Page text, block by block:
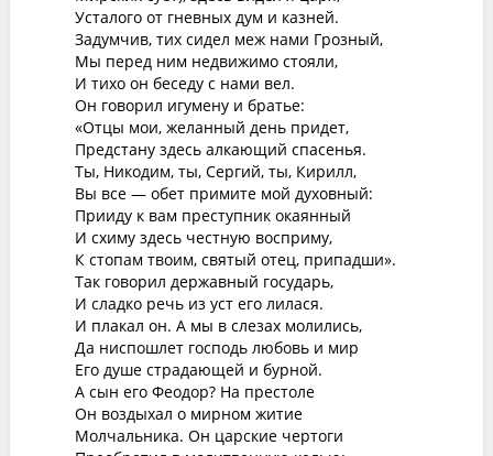
Усталого от гневных дум и казней.
Задумчив, тих сидел меж нами Грозный,
Мы перед ним недвижимо стояли,
И тихо он беседу с нами вел.
Он говорил игумену и братье:
«Отцы мои, желанный день придет,
Предстану здесь алкающий спасенья.
Ты, Никодим, ты, Сергий, ты, Кирилл,
Вы все — обет примите мой духовный:
Прииду к вам преступник окаянный
И схиму здесь честную восприму,
К стопам твоим, святый отец, припадши».
Так говорил державный государь,
И сладко речь из уст его лилася.
И плакал он. А мы в слезах молились,
Да ниспошлет господь любовь и мир
Его душе страдающей и бурной.
А сын его Феодор? На престоле
Он воздыхал о мирном житие
Молчальника. Он царские чертоги